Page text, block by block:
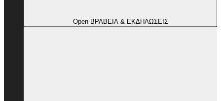
Open ΒΡΑΒΕΙΑ & ΕΚΔΗΛΩΣΕΙΣ